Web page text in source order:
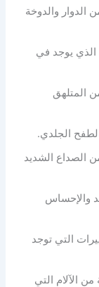
والدوخة
الذي يوجد في
المتلهق
الجلدي.
الصداع الشديد
والإحساس
التي توجد
الآلام التي